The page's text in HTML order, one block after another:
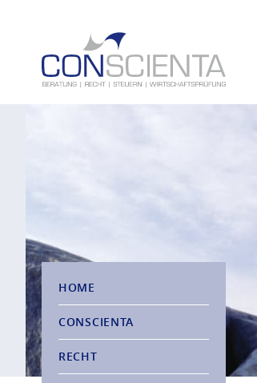
HOME
CONSCIENTA
RECHT